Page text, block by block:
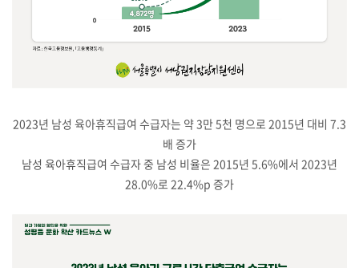
2023년 남성 육아휴직급여 수급자는 약 3만 5천 명으로 2015년 대비 7.3
배 증가
남성 육아휴직급여 수급자 중 남성 비율은 2015년 5.6%에서 2023년
28.0%로 22.4%p 증가